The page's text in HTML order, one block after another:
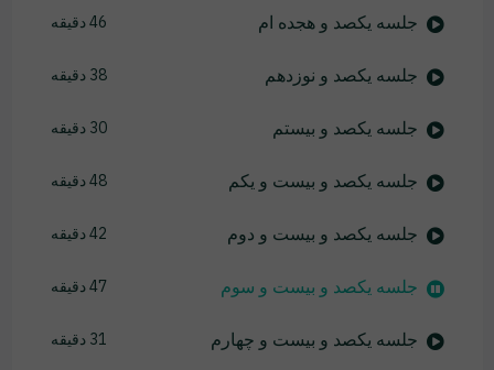
جلسه یکصد و هجده ام 46 دقیقه
جلسه یکصد و نوزدهم 38 دقیقه
جلسه یکصد و بیستم 30 دقیقه
جلسه یکصد و بیست و یکم 48 دقیقه
جلسه یکصد و بیست و دوم 42 دقیقه
جلسه یکصد و بیست و سوم 47 دقیقه
جلسه یکصد و بیست و چهارم 31 دقیقه